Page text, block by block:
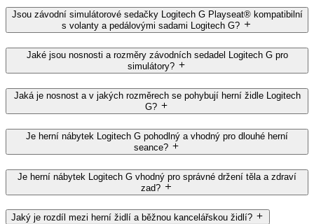
Jsou závodní simulátorové sedačky Logitech G Playseat® kompatibilní
s volanty a pedálovými sadami Logitech G?
Jaké jsou nosnosti a rozměry závodních sedadel Logitech G pro
simulátory?
Jaká je nosnost a v jakých rozměrech se pohybují herní židle Logitech
G?
Je herní nábytek Logitech G pohodlný a vhodný pro dlouhé herní
seance?
Je herní nábytek Logitech G vhodný pro správné držení těla a zdraví
zad?
Jaký je rozdíl mezi herní židlí a běžnou kancelářskou židlí?